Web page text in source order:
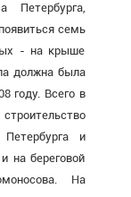
Петербурга,
семь
- на крыше
должна была
году. Всего в
и
на береговой
На